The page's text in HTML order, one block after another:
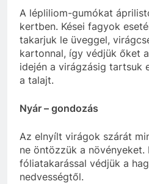
A lépliliom-gumókat
kertben. Kései fagyok
takarjuk le üveggel,
kartonnal, így védjük őket
idején a virágzásig tartsuk
a talajt.
Nyár – gondozás
Az elnyílt virágok szárát
ne öntözzük a növényeket.
fóliatakarással védjük a
nedvességtől.